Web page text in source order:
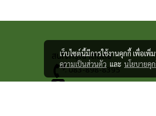
สนใจกรุณาติดต่อ
: 083-898-8395
: nalwm
เว็บไซต์นี้มีการใช้งานคุกกี้ เพื่อเ
ความเป็นส่วนตัว และ นโยบายคุ